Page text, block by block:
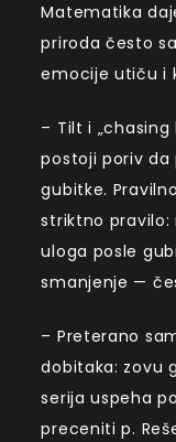
Matematika
priroda često
emocije utiču i
– Tilt i „chasing
postoji poriv da
gubitke.
striktno
uloga posle
smanjenje —
– Preterano
dobitaka: zovu
serija uspeha
preceniti p.